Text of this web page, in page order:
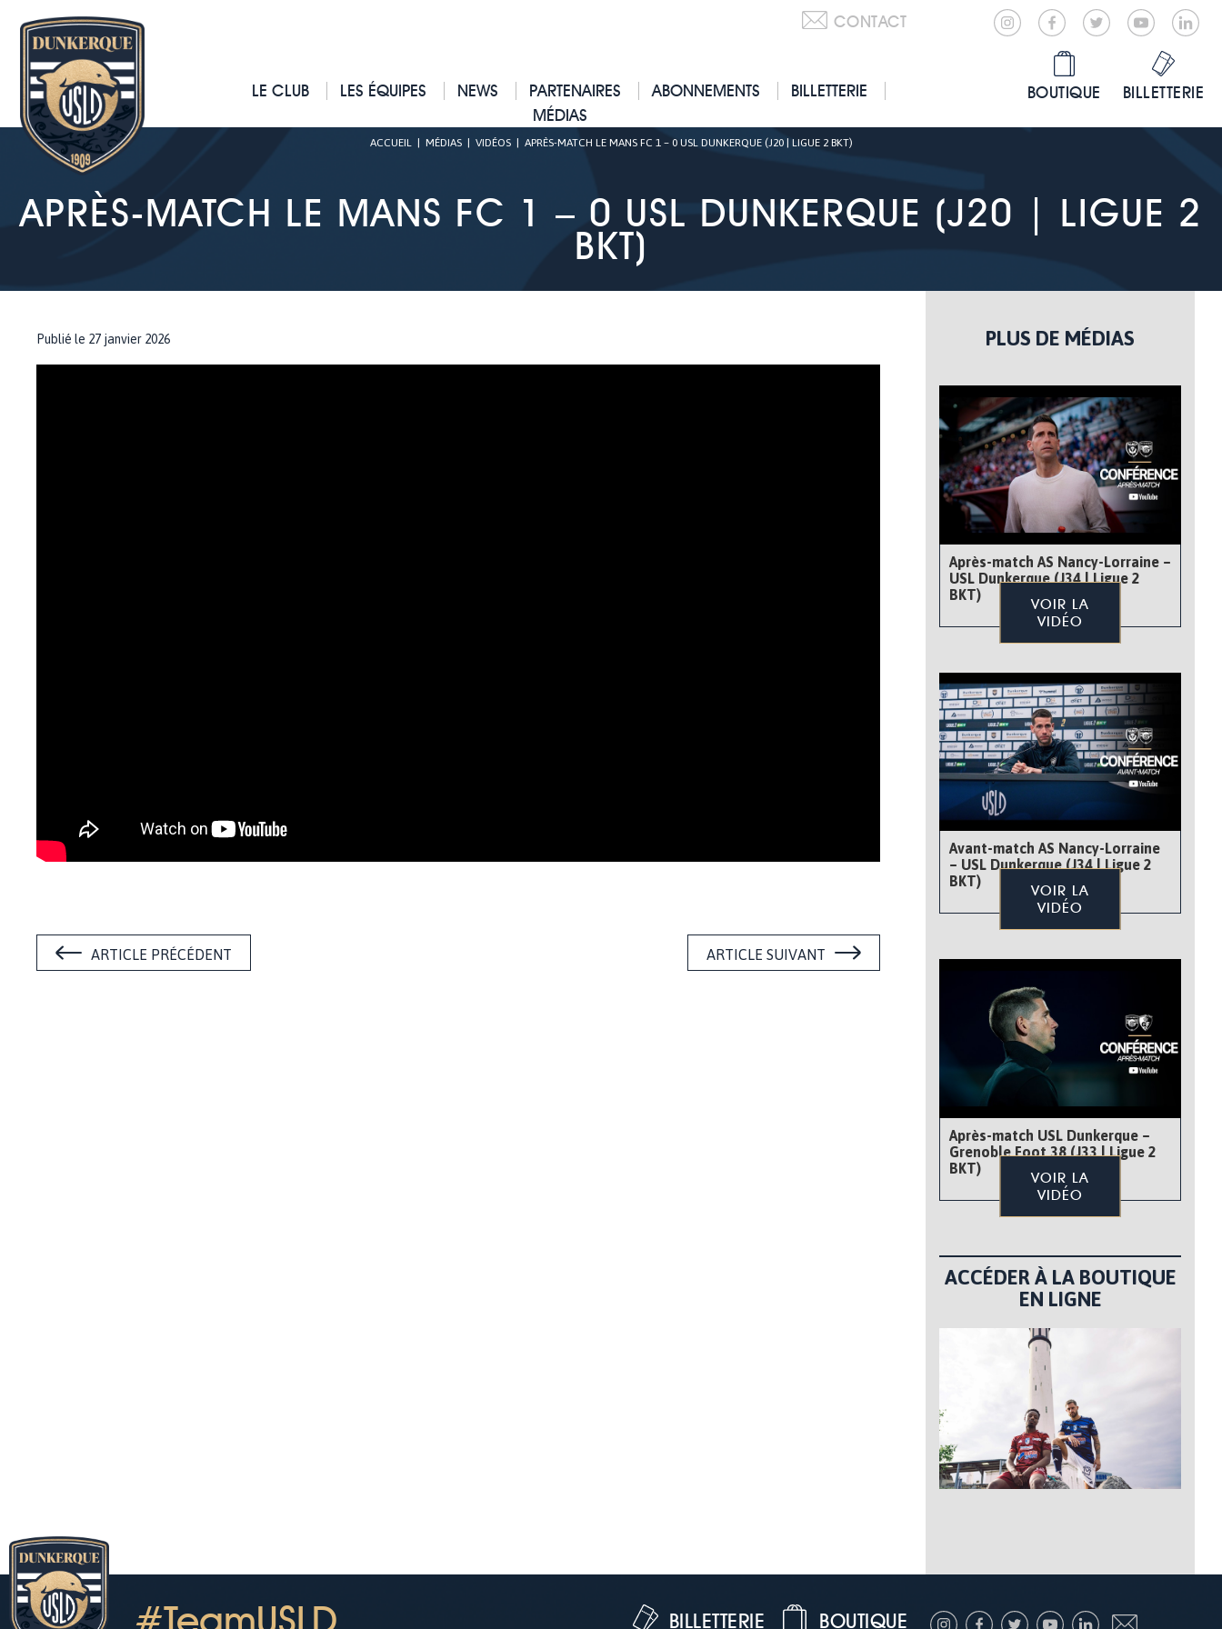
CONTACT
LE CLUB LES ÉQUIPES NEWS PARTENAIRES ABONNEMENTS
BILLETTERIE
MÉDIAS
BOUTIQUE BILLETTERIE
ACCUEIL| MÉDIAS| VIDÉOS| APRÈS-MATCH LE MANS FC 1 – 0 USL DUNKERQUE (J20 | LIGUE 2 BKT)
APRÈS-MATCH LE MANS FC 1 – 0 USL DUNKERQUE (J20 | LIGUE 2
BKT)
Publié le 27 janvier 2026
ARTICLE PRÉCÉDENT ARTICLE SUIVANT
PLUS DE MÉDIAS
Après-match AS Nancy-Lorraine –
USL Dunkerque (J34 | Ligue 2
BKT)
VOIR LA
VIDÉO
Avant-match AS Nancy-Lorraine
– USL Dunkerque (J34 | Ligue 2
BKT)
VOIR LA
VIDÉO
Après-match USL Dunkerque –
Grenoble Foot 38 (J33 | Ligue 2
BKT)
VOIR LA
VIDÉO
ACCÉDER À LA BOUTIQUE
EN LIGNE
BOUTIQUE
BILLETTERIE